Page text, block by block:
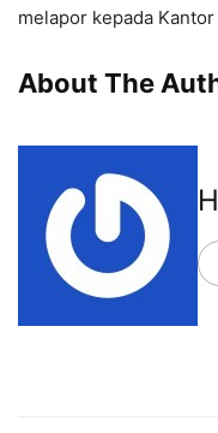
melapor kepada
About The